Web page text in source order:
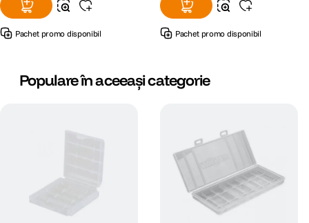
Pachet promo disponibil Pachet promo disponibil
Populare în aceeași categorie